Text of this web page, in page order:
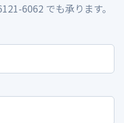
6062 でも承ります。